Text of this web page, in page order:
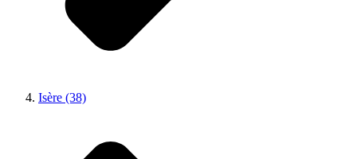
Isère (38)